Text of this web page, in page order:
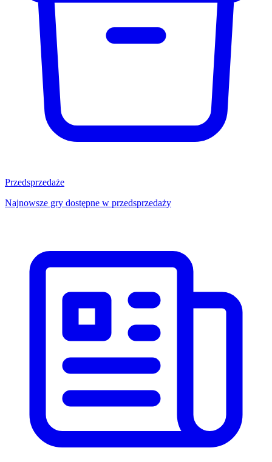
Przedsprzedaże
Najnowsze gry dostępne w przedsprzedaży